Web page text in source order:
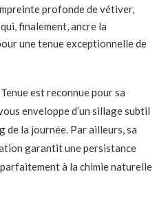
profonde de vétiver,
finalement, ancre la
une tenue exceptionnelle de
Tenue est reconnue pour sa
enveloppe d’un sillage subtil
de la journée. Par ailleurs, sa
garantit une persistance
à la chimie naturelle